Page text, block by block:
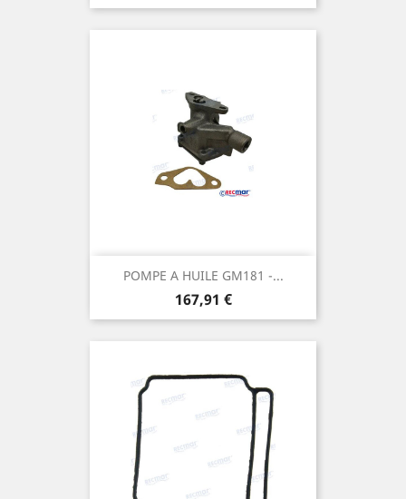
POMPE A HUILE GM181 -...
Prix
167,91 €